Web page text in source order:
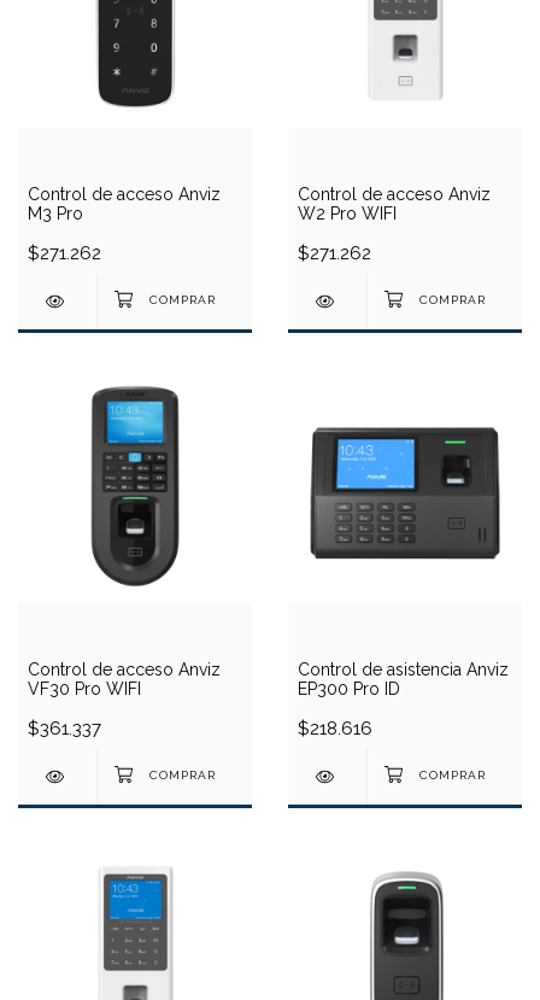
Control de acceso Anviz
M3 Pro
$271.262
Control de acceso Anviz
W2 Pro WIFI
$271.262
Control de acceso Anviz
VF30 Pro WIFI
$361.337
Control de asistencia Anviz
EP300 Pro ID
$218.616